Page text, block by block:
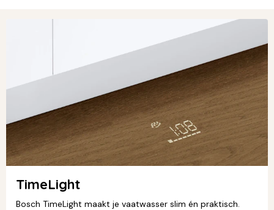
TimeLight
Bosch TimeLight maakt je vaatwasser slim én praktisch.